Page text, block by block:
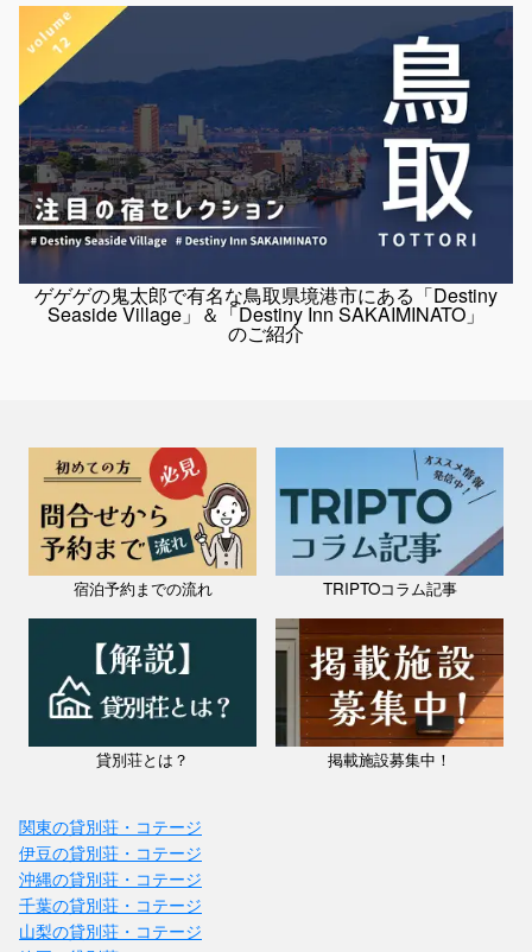
鳥取県 / 米子・皆生・大山
Destiny Inn SAKAIMINATO（メゾネット）
料金：1人あたり￥6,000～
山陰の最高の旅を過ごしませんか？ ぜひ、境港の観光の拠点におすす
めです☆彡 ゲゲゲの鬼太郎でお馴染みの水木しげるロード（徒歩1分）
や それにまつわる妖怪神社や水木しげる記念館👻まで徒歩でアクセ
ス...
鳥取県 / 鳥取・岩美
料金：1人あたり￥20,000～
定員：2名
FURAHAは、スワヒリ語で「嬉しい、楽しい、幸せ」を意味します。
大谷の海は、等身大の自分が、どれほど愛しいのかを教えてくれる写
鏡。 そんな素敵な場所を、ここでしかないリトリートを体感して頂
ゲゲゲの鬼太郎で有名な鳥取県境港市にある「Destiny
SeasideVillage」＆「DestinyInnSAKAIMINATO」
のご紹介
宿泊予約までの流れ TRIPTOコラム記事
貸別荘とは？ 掲載施設募集中！
関東の貸別荘・コテージ
伊豆の貸別荘・コテージ
沖縄の貸別荘・コテージ
千葉の貸別荘・コテージ
山梨の貸別荘・コテージ